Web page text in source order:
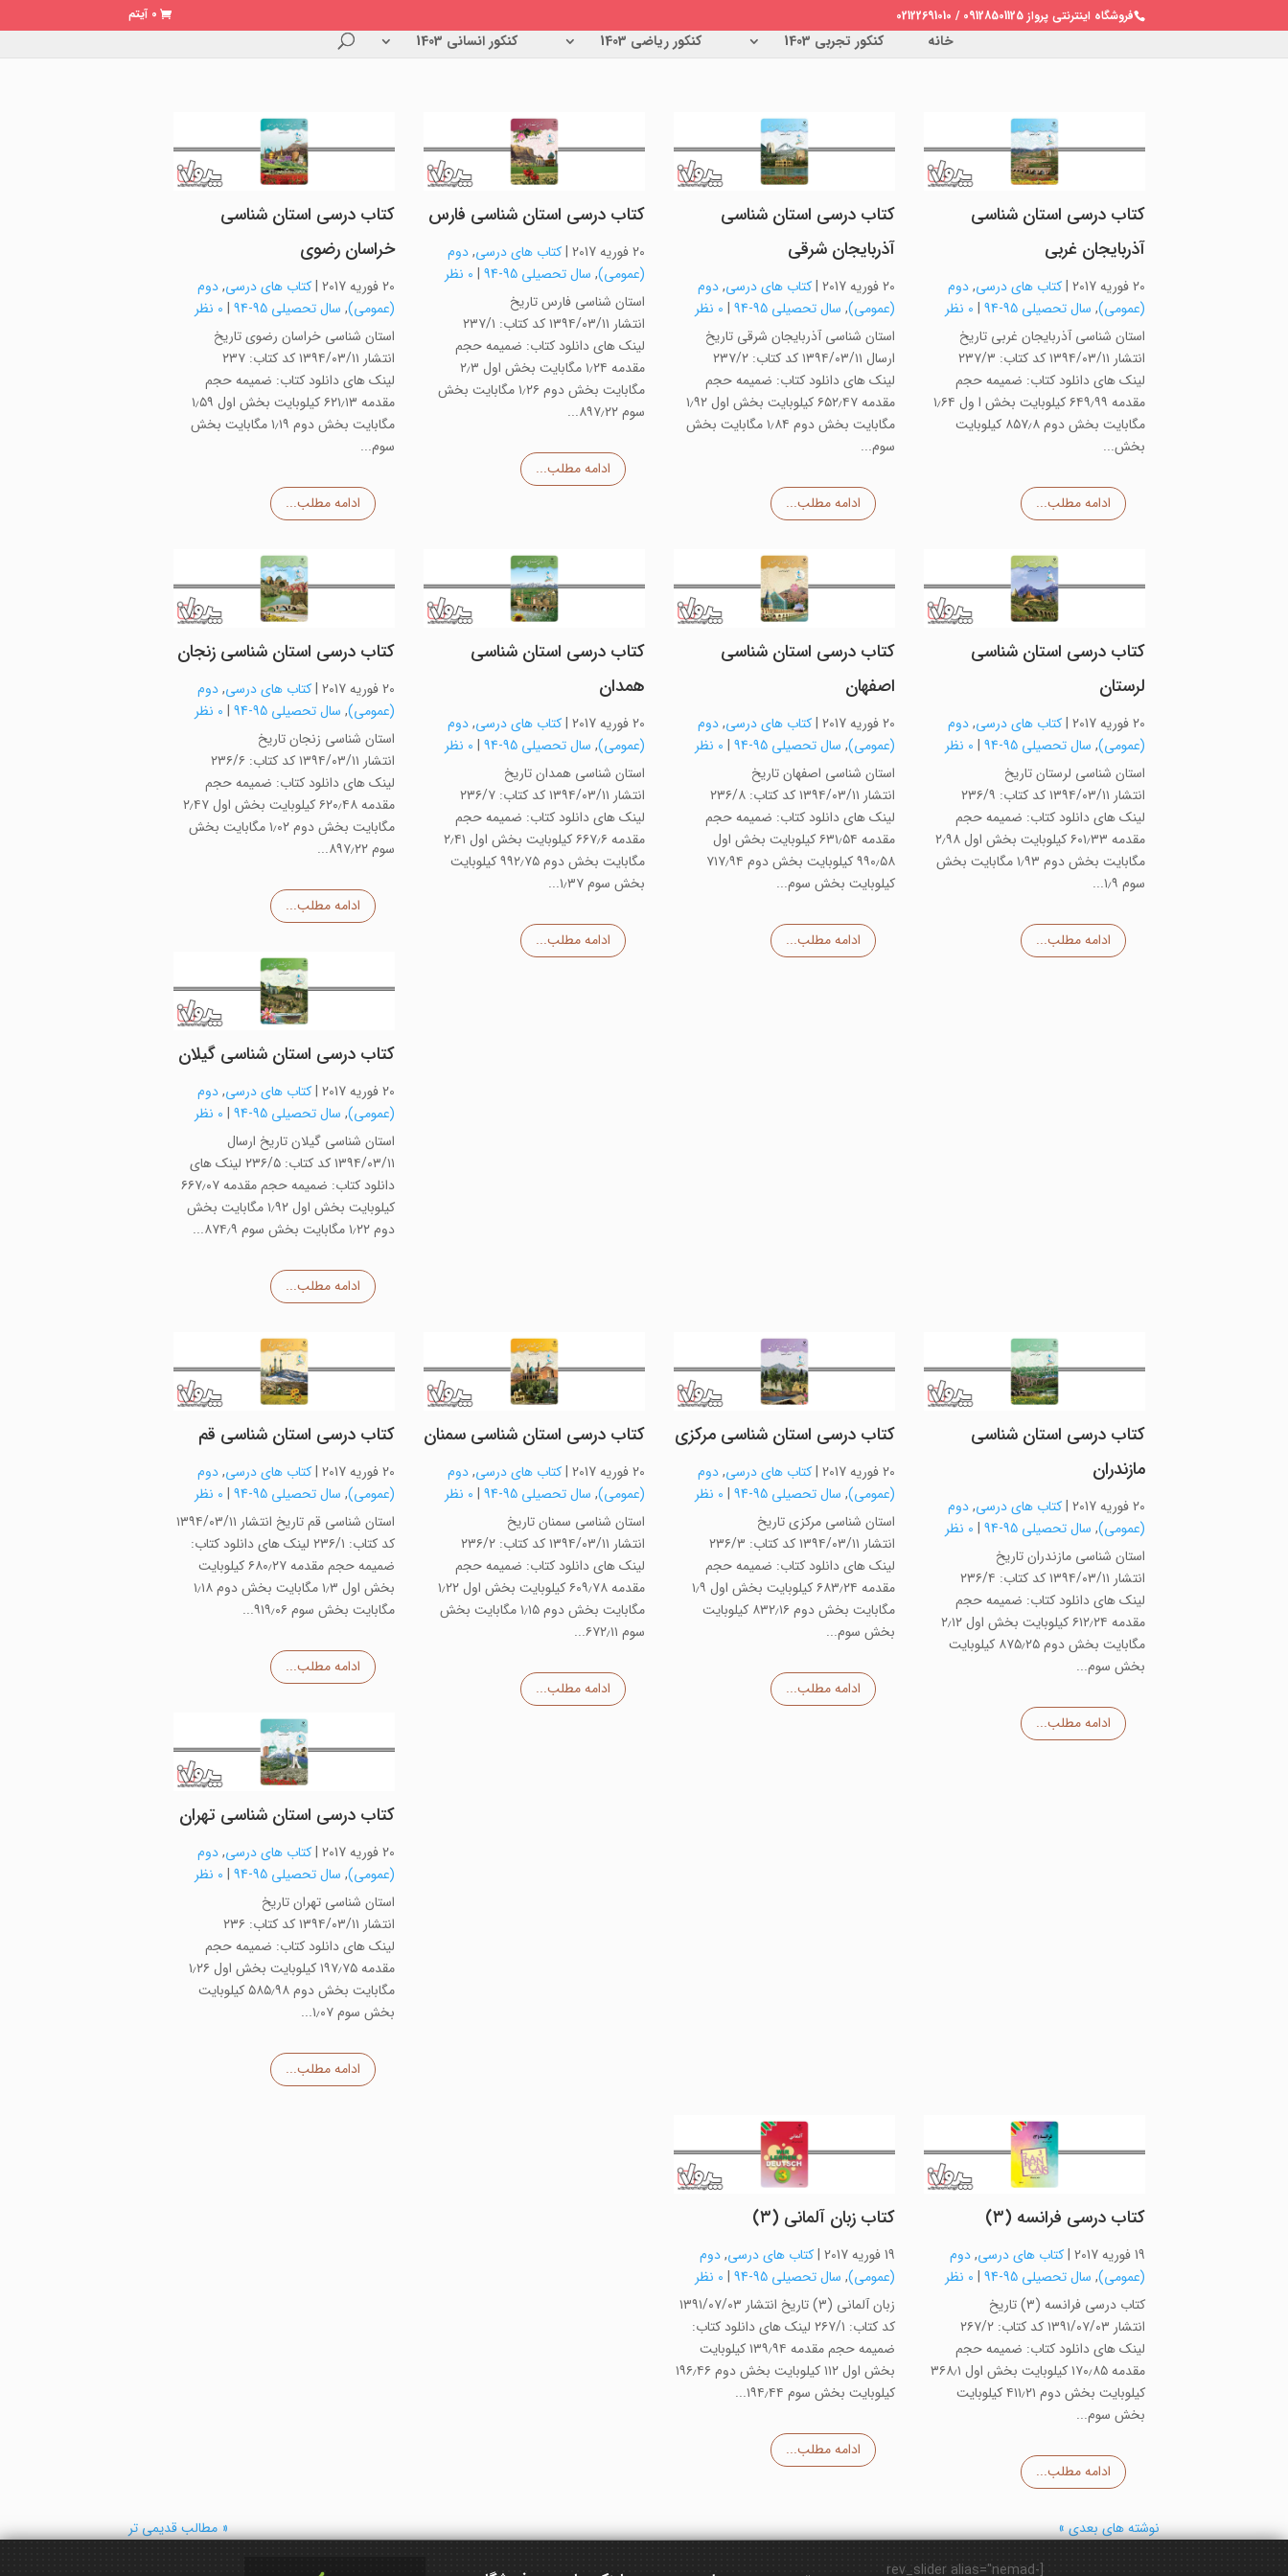
فروشگاه اینترنتی پرواز 09128501125 / 02122691010 0 آیتم
خانه کنکور تجربی 1403 کنکور ریاضی 1403 کنکور انسانی 1403
کتاب درسی استان شناسی
آذربایجان غربی
20 فوریه 2017 |کتاب های درسی,دوم
(عمومی), سال تحصیلی 95-94 | 0 نظر
استان شناسی آذربایجان غربی تاریخ
انتشار ۱۳۹۴/۰۳/۱۱ کد کتاب: ۲۳۷/۳
لینک های دانلود کتاب: ضمیمه حجم
مقدمه ۶۴۹٫۹۹ کیلوبایت بخش ا ول ۱٫۶۴
مگابایت بخش دوم ۸۵۷٫۸ کیلوبایت
بخش...
ادامه مطلب...
کتاب درسی استان شناسی
آذربایجان شرقی
20 فوریه 2017 |کتاب های درسی,دوم
(عمومی), سال تحصیلی 95-94 | 0 نظر
استان شناسی آذربایجان شرقی تاریخ
ارسال ۱۳۹۴/۰۳/۱۱ کد کتاب: ۲۳۷/۲
لینک های دانلود کتاب: ضمیمه حجم
مقدمه ۶۵۲٫۴۷ کیلوبایت بخش اول ۱٫۹۲
مگابایت بخش دوم ۱٫۸۴ مگابایت بخش
سوم...
ادامه مطلب...
کتاب درسی استان شناسی فارس
20 فوریه 2017 |کتاب های درسی,دوم
(عمومی), سال تحصیلی 95-94 | 0 نظر
استان شناسی فارس تاریخ
انتشار ۱۳۹۴/۰۳/۱۱ کد کتاب: ۲۳۷/۱
لینک های دانلود کتاب: ضمیمه حجم
مقدمه ۱٫۲۴ مگابایت بخش اول ۲٫۳
مگابایت بخش دوم ۱٫۲۶ مگابایت بخش
سوم ۸۹۷٫۲۲...
ادامه مطلب...
کتاب درسی استان شناسی
خراسان رضوی
20 فوریه 2017 |کتاب های درسی,دوم
(عمومی), سال تحصیلی 95-94 | 0 نظر
استان شناسی خراسان رضوی تاریخ
انتشار ۱۳۹۴/۰۳/۱۱ کد کتاب: ۲۳۷
لینک های دانلود کتاب: ضمیمه حجم
مقدمه ۶۲۱٫۱۳ کیلوبایت بخش اول ۱٫۵۹
مگابایت بخش دوم ۱٫۱۹ مگابایت بخش
سوم...
ادامه مطلب...
کتاب درسی استان شناسی
لرستان
20 فوریه 2017 |کتاب های درسی,دوم
(عمومی), سال تحصیلی 95-94 | 0 نظر
استان شناسی لرستان تاریخ
انتشار ۱۳۹۴/۰۳/۱۱ کد کتاب: ۲۳۶/۹
لینک های دانلود کتاب: ضمیمه حجم
مقدمه ۶۰۱٫۳۳ کیلوبایت بخش اول ۲٫۹۸
مگابایت بخش دوم ۱٫۹۳ مگابایت بخش
سوم ۱٫۹...
ادامه مطلب...
کتاب درسی استان شناسی
اصفهان
20 فوریه 2017 |کتاب های درسی,دوم
(عمومی), سال تحصیلی 95-94 | 0 نظر
استان شناسی اصفهان تاریخ
انتشار ۱۳۹۴/۰۳/۱۱ کد کتاب: ۲۳۶/۸
لینک های دانلود کتاب: ضمیمه حجم
مقدمه ۶۳۱٫۵۴ کیلوبایت بخش اول
۹۹۰٫۵۸ کیلوبایت بخش دوم ۷۱۷٫۹۴
کیلوبایت بخش سوم...
ادامه مطلب...
کتاب درسی استان شناسی
همدان
20 فوریه 2017 |کتاب های درسی,دوم
(عمومی), سال تحصیلی 95-94 | 0 نظر
استان شناسی همدان تاریخ
انتشار ۱۳۹۴/۰۳/۱۱ کد کتاب: ۲۳۶/۷
لینک های دانلود کتاب: ضمیمه حجم
مقدمه ۶۶۷٫۶ کیلوبایت بخش اول ۲٫۴۱
مگابایت بخش دوم ۹۹۲٫۷۵ کیلوبایت
بخش سوم ۱٫۳۷...
ادامه مطلب...
کتاب درسی استان شناسی زنجان
20 فوریه 2017 |کتاب های درسی,دوم
(عمومی), سال تحصیلی 95-94 | 0 نظر
استان شناسی زنجان تاریخ
انتشار ۱۳۹۴/۰۳/۱۱ کد کتاب: ۲۳۶/۶
لینک های دانلود کتاب: ضمیمه حجم
مقدمه ۶۲۰٫۴۸ کیلوبایت بخش اول ۲٫۴۷
مگابایت بخش دوم ۱٫۰۲ مگابایت بخش
سوم ۸۹۷٫۲۲...
ادامه مطلب...
کتاب درسی استان شناسی گیلان
20 فوریه 2017 |کتاب های درسی,دوم
(عمومی), سال تحصیلی 95-94 | 0 نظر
استان شناسی گیلان تاریخ ارسال
۱۳۹۴/۰۳/۱۱ کد کتاب: ۲۳۶/۵ لینک های
دانلود کتاب: ضمیمه حجم مقدمه ۶۶۷٫۰۷
کیلوبایت بخش اول ۱٫۹۲ مگابایت بخش
دوم ۱٫۲۲ مگابایت بخش سوم ۸۷۴٫۹...
ادامه مطلب...
کتاب درسی استان شناسی
مازندران
20 فوریه 2017 |کتاب های درسی,دوم
(عمومی), سال تحصیلی 95-94 | 0 نظر
استان شناسی مازندران تاریخ
انتشار ۱۳۹۴/۰۳/۱۱ کد کتاب: ۲۳۶/۴
لینک های دانلود کتاب: ضمیمه حجم
مقدمه ۶۱۲٫۲۴ کیلوبایت بخش اول ۲٫۱۲
مگابایت بخش دوم ۸۷۵٫۲۵ کیلوبایت
بخش سوم...
ادامه مطلب...
کتاب درسی استان شناسی مرکزی
20 فوریه 2017 |کتاب های درسی,دوم
(عمومی), سال تحصیلی 95-94 | 0 نظر
استان شناسی مرکزی تاریخ
انتشار ۱۳۹۴/۰۳/۱۱ کد کتاب: ۲۳۶/۳
لینک های دانلود کتاب: ضمیمه حجم
مقدمه ۶۸۳٫۲۴ کیلوبایت بخش اول ۱٫۹
مگابایت بخش دوم ۸۳۲٫۱۶ کیلوبایت
بخش سوم...
ادامه مطلب...
کتاب درسی استان شناسی سمنان
20 فوریه 2017 |کتاب های درسی,دوم
(عمومی), سال تحصیلی 95-94 | 0 نظر
استان شناسی سمنان تاریخ
انتشار ۱۳۹۴/۰۳/۱۱ کد کتاب: ۲۳۶/۲
لینک های دانلود کتاب: ضمیمه حجم
مقدمه ۶۰۹٫۷۸ کیلوبایت بخش اول ۱٫۲۲
مگابایت بخش دوم ۱٫۱۵ مگابایت بخش
سوم ۶۷۲٫۱۱...
ادامه مطلب...
کتاب درسی استان شناسی قم
20 فوریه 2017 |کتاب های درسی,دوم
(عمومی), سال تحصیلی 95-94 | 0 نظر
استان شناسی قم تاریخ انتشار ۱۳۹۴/۰۳/۱۱
کد کتاب: ۲۳۶/۱ لینک های دانلود کتاب:
ضمیمه حجم مقدمه ۶۸۰٫۲۷ کیلوبایت
بخش اول ۱٫۳ مگابایت بخش دوم ۱٫۱۸
مگابایت بخش سوم ۹۱۹٫۰۶...
ادامه مطلب...
کتاب درسی استان شناسی تهران
20 فوریه 2017 |کتاب های درسی,دوم
(عمومی), سال تحصیلی 95-94 | 0 نظر
استان شناسی تهران تاریخ
انتشار ۱۳۹۴/۰۳/۱۱ کد کتاب: ۲۳۶
لینک های دانلود کتاب: ضمیمه حجم
مقدمه ۱۹۷٫۷۵ کیلوبایت بخش اول ۱٫۲۶
مگابایت بخش دوم ۵۸۵٫۹۸ کیلوبایت
بخش سوم ۱٫۰۷...
ادامه مطلب...
کتاب درسی فرانسه (۳)
19 فوریه 2017 |کتاب های درسی,دوم
(عمومی), سال تحصیلی 95-94 | 0 نظر
کتاب درسی فرانسه (۳) تاریخ
انتشار ۱۳۹۱/۰۷/۰۳ کد کتاب: ۲۶۷/۲
لینک های دانلود کتاب: ضمیمه حجم
مقدمه ۱۷۰٫۸۵ کیلوبایت بخش اول ۳۶۸٫۱
کیلوبایت بخش دوم ۴۱۱٫۲۱ کیلوبایت
بخش سوم...
ادامه مطلب...
کتاب زبان آلمانی (۳)
19 فوریه 2017 |کتاب های درسی,دوم
(عمومی), سال تحصیلی 95-94 | 0 نظر
زبان آلمانی (۳) تاریخ انتشار ۱۳۹۱/۰۷/۰۳
کد کتاب: ۲۶۷/۱ لینک های دانلود کتاب:
ضمیمه حجم مقدمه ۱۳۹٫۹۴ کیلوبایت
بخش اول ۱۱۲ کیلوبایت بخش دوم ۱۹۶٫۴۶
کیلوبایت بخش سوم ۱۹۴٫۴۴...
ادامه مطلب...
« مطالب قدیمی تر نوشته های بعدی »
[rev_slider alias="nemad-